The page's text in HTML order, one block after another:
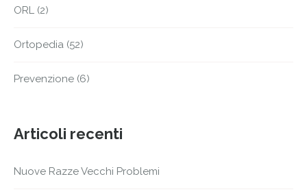
ORL (2)
Ortopedia (52)
Prevenzione (6)
Articoli recenti
Nuove Razze Vecchi Problemi